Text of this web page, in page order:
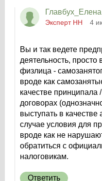
Главбух_Елена
Эксперт НН 4
Вы и так ведете
деятельность, просто
физлица -
вроде как
качестве принципала /
договорах
выступать в
случае условия для
вроде как не
обратиться с
налоговикам.
Ответить